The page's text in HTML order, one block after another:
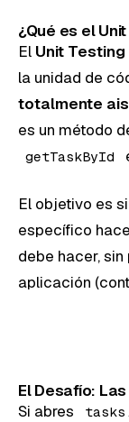
¿Qué es el
El Unit Testing
la unidad de
totalmente
es un método
getTaskById
El objetivo es
específico
debe hacer,
aplicación
El Desafío:
Si abres